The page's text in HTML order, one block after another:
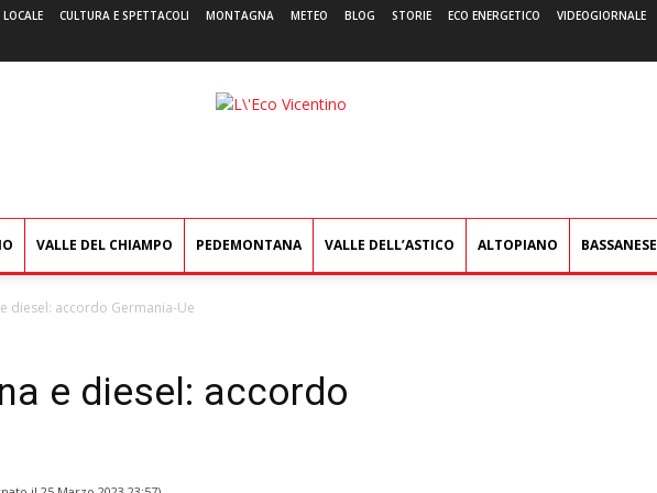
CULTURA E SPETTACOLI MONTAGNA METEO BLOG STORIE ECO ENERGETICO VIDEOGIORNALE
L'Eco
VALLE DEL CHIAMPO PEDEMONTANA VALLE DELL’ASTICO ALTOPIANO BASSANESE
diesel: accordo Germania-Ue
e diesel: accordo